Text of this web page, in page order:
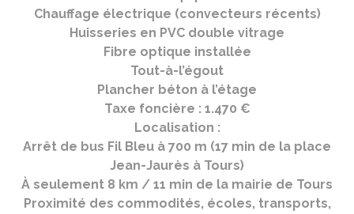
Chauffage électrique (convecteurs récents)
Huisseries en PVC double vitrage
Fibre optique installée
Tout-à-l’égout
Plancher béton à l’étage
Taxe foncière : 1.470 €
Localisation :
Arrêt de bus Fil Bleu à 700 m (17 min de la place
Jean-Jaurès à Tours)
À seulement 8 km / 11 min de la mairie de Tours
Proximité des commodités, écoles, transports,